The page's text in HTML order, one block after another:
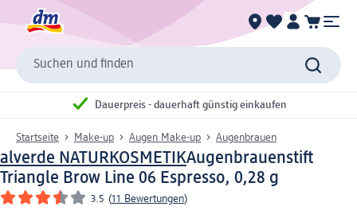
Suchen und finden
Dauerpreis - dauerhaft günstig einkaufen
Startseite Make-up Augen Make-up Augenbrauen
alverde NATURKOSMETIKAugenbrauenstift
Triangle Brow Line 06 Espresso, 0,28 g
3.5 (11 Bewertungen)